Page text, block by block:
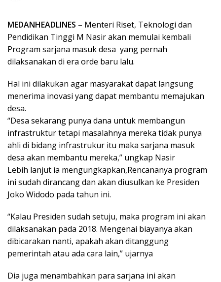
MEDANHEADLINES – Menteri Riset, Teknologi dan
Pendidikan Tinggi M Nasir akan memulai kembali
Program sarjana masuk desa yang pernah
dilaksanakan di era orde baru lalu.
Hal ini dilakukan agar masyarakat dapat langsung
menerima inovasi yang dapat membantu memajukan
desa.
“Desa sekarang punya dana untuk membangun
infrastruktur tetapi masalahnya mereka tidak punya
ahli di bidang infrastrukur itu maka sarjana masuk
desa akan membantu mereka,” ungkap Nasir
Lebih lanjut ia mengungkapkan,Rencananya program
ini sudah dirancang dan akan diusulkan ke Presiden
Joko Widodo pada tahun ini.
“Kalau Presiden sudah setuju, maka program ini akan
dilaksanakan pada 2018. Mengenai biayanya akan
dibicarakan nanti, apakah akan ditanggung
pemerintah atau ada cara lain,” ujarnya
Dia juga menambahkan para sarjana ini akan